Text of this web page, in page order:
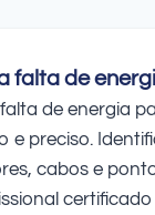
falta de
de energia
e preciso.
cabos e